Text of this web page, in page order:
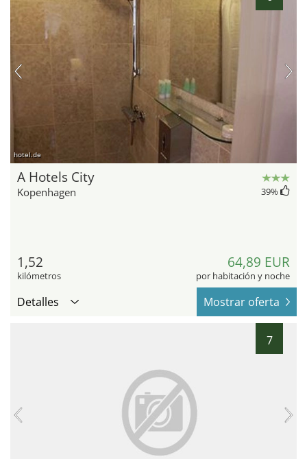
hotel.de
A Hotels City
Kopenhagen 39%
1,52
kilómetros
64,89 EUR
por habitación y noche
Detalles Mostrar oferta
7